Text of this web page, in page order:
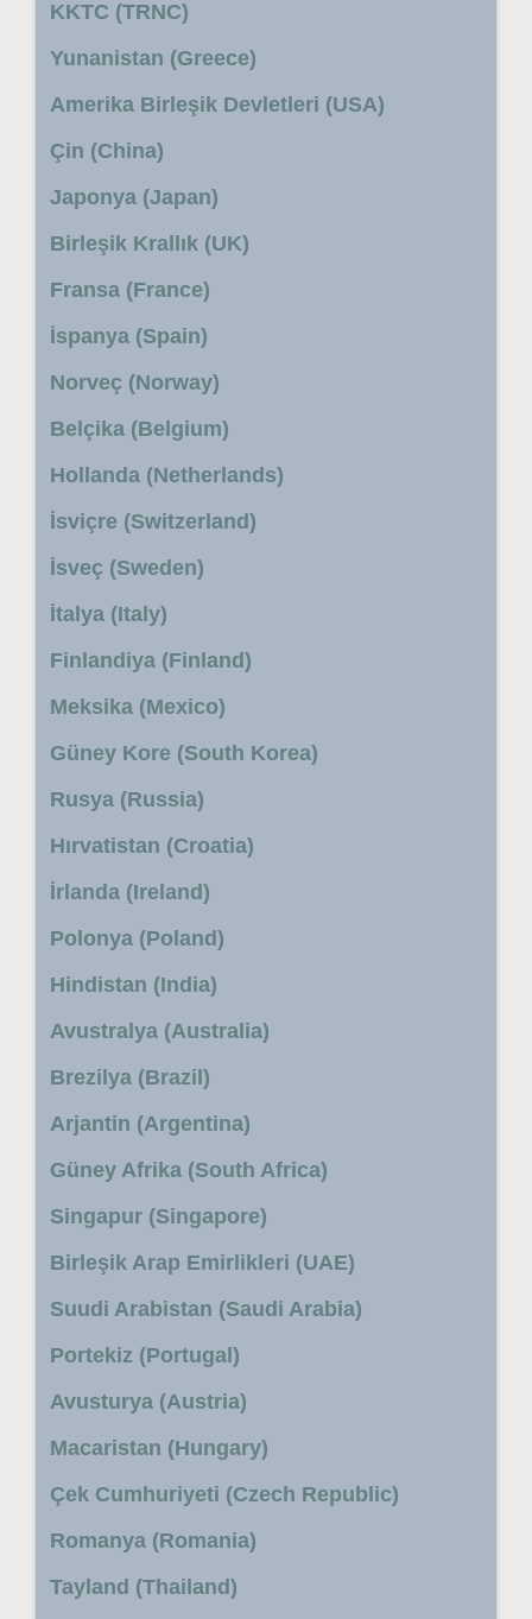
KKTC (TRNC)
Yunanistan (Greece)
Amerika Birleşik Devletleri (USA)
Çin (China)
Japonya (Japan)
Birleşik Krallık (UK)
Fransa (France)
İspanya (Spain)
Norveç (Norway)
Belçika (Belgium)
Hollanda (Netherlands)
İsviçre (Switzerland)
İsveç (Sweden)
İtalya (Italy)
Finlandiya (Finland)
Meksika (Mexico)
Güney Kore (South Korea)
Rusya (Russia)
Hırvatistan (Croatia)
İrlanda (Ireland)
Polonya (Poland)
Hindistan (India)
Avustralya (Australia)
Brezilya (Brazil)
Arjantin (Argentina)
Güney Afrika (South Africa)
Singapur (Singapore)
Birleşik Arap Emirlikleri (UAE)
Suudi Arabistan (Saudi Arabia)
Portekiz (Portugal)
Avusturya (Austria)
Macaristan (Hungary)
Çek Cumhuriyeti (Czech Republic)
Romanya (Romania)
Tayland (Thailand)